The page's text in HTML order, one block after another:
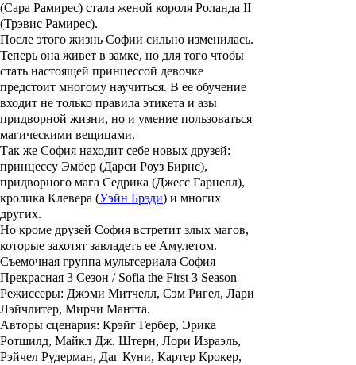
(Сара Рамирес) стала женой короля Роланда II
(Трэвис Рамирес).
После этого жизнь Софии сильно изменилась.
Теперь она живет в замке, но для того чтобы
стать настоящей принцессой девочке
предстоит многому научиться. В ее обучение
входит не только правила этикета и азы
придворной жизни, но и умение пользоваться
магическими вещицами.
Так же София находит себе новых друзей:
принцессу Эмбер (Дарси Роуз Бирнс),
придворного мага Седрика (Джесс Гарнелл),
кролика Клевера (Уэйн Брэди) и многих
других.
Но кроме друзей София встретит злых магов,
которые захотят завладеть ее Амулетом.
Съемочная группа мультсериала София
Прекрасная 3 Сезон / Sofia the First 3 Season
Режиссеры: Джэми Митчелл, Сэм Ригел, Лари
Лэйчлитер, Мирчи Мантта.
Авторы сценария: Крэйг Гербер, Эрика
Ротшилд, Майкл Дж. Штерн, Лори Израэль,
Рэйчел Рудерман, Даг Куни, Картер Крокер,